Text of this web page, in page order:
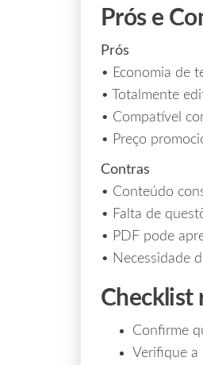
Prós e
Prós
• Economia de
• Totalmente
• Compatível
• Preço
Contras
• Conteúdo
• Falta de
• PDF pode
• Necessidade
Checklist
Confirme
Verifique a